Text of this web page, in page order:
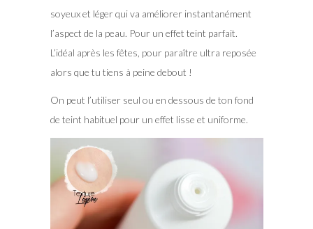
soyeux et léger qui va améliorer instantanément
l’aspect de la peau. Pour un effet teint parfait.
L’idéal après les fêtes, pour paraître ultra reposée
alors que tu tiens à peine debout !
On peut l’utiliser seul ou en dessous de ton fond
de teint habituel pour un effet lisse et uniforme.